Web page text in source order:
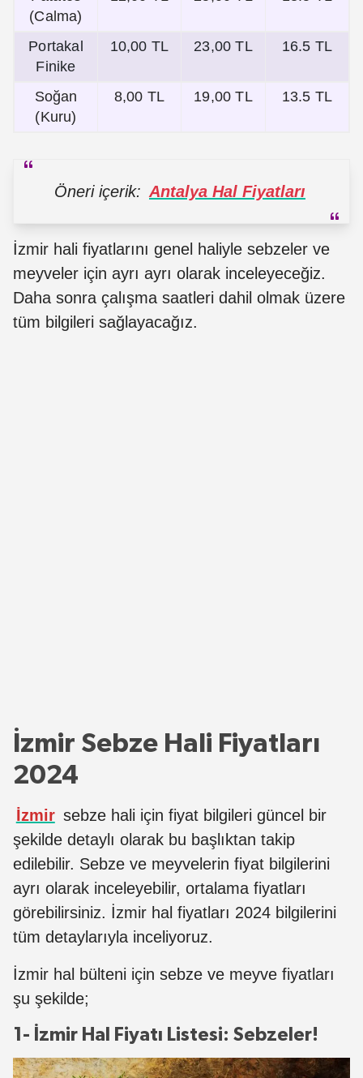
(Calma)
Portakal
Finike
10,00 TL 23,00 TL 16.5 TL
Soğan
(Kuru)
8,00 TL 19,00 TL 13.5 TL
Öneri içerik: Antalya Hal Fiyatları
İzmir hali fiyatlarını genel haliyle sebzeler ve
meyveler için ayrı ayrı olarak inceleyeceğiz.
Daha sonra çalışma saatleri dahil olmak üzere
tüm bilgileri sağlayacağız.
İzmir Sebze Hali Fiyatları
2024
İzmir sebze hali için fiyat bilgileri güncel bir
şekilde detaylı olarak bu başlıktan takip
edilebilir. Sebze ve meyvelerin fiyat bilgilerini
ayrı olarak inceleyebilir, ortalama fiyatları
görebilirsiniz. İzmir hal fiyatları 2024 bilgilerini
tüm detaylarıyla inceliyoruz.
İzmir hal bülteni için sebze ve meyve fiyatları
şu şekilde;
1- İzmir Hal Fiyatı Listesi: Sebzeler!